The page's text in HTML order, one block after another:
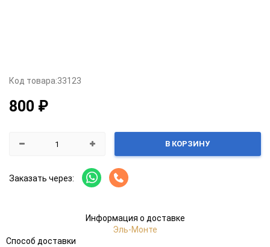
Код товара:33123
800 ₽
В КОРЗИНУ
Заказать через:
Информация о доставке
Эль-Монте
Способ доставки